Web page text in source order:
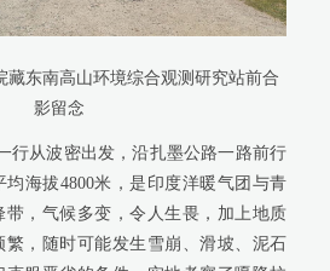
藏东南高山环境综合观测研究站前合
影留念
从波密出发，沿扎墨公路一路前行
海拔4800米，是印度洋暖气团与青
带，气候多变，令人生畏，加上地质
，随时可能发生雪崩、滑坡、泥石